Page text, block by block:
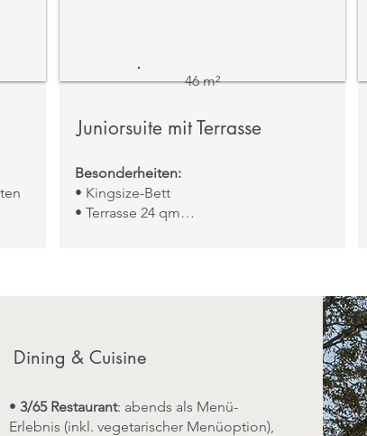
46 m²
Juniorsuite mit Terrasse
Besonderheiten:
• Kingsize-Bett
• Terrasse 24 qm
Dining & Cuisine
• 3/65 Restaurant: abends als Menü-
Erlebnis (inkl. vegetarischer Menüoption),